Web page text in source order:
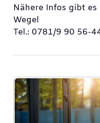
Nähere Infos gibt
Wegel
Tel.: 0781/9 90 56-